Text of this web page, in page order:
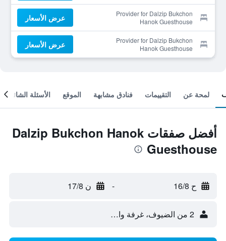
Provider for Dalzip Bukchon
Hanok Guesthouse
عرض الأسعار
Provider for Dalzip Bukchon
Hanok Guesthouse
عرض الأسعار
لمحة عن التقييمات فنادق مشابهة الموقع الأسئلة الشائعة
أفضل صفقات Dalzip Bukchon Hanok
Guesthouse
ح 16/8 - ن 17/8
2 من الضيوف، غرفة واحدة